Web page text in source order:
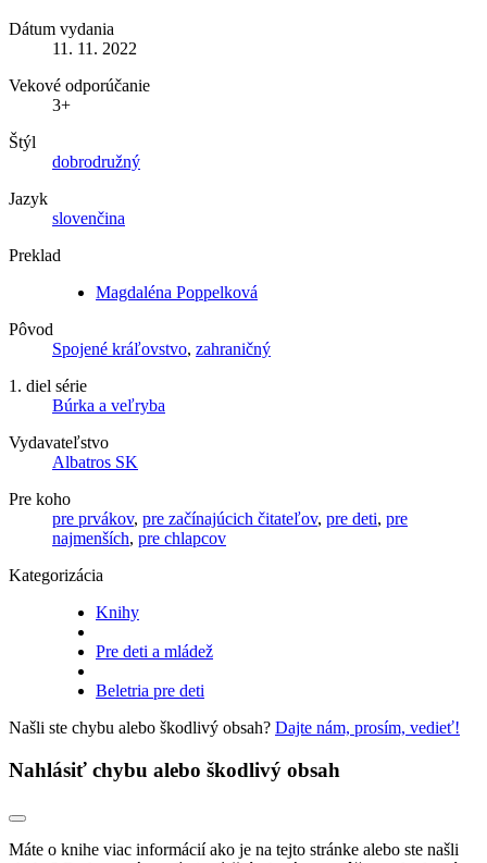
Dátum vydania
11. 11. 2022
Vekové odporúčanie
3+
Štýl
dobrodružný
Jazyk
slovenčina
Preklad
Magdaléna Poppelková
Pôvod
Spojené kráľovstvo, zahraničný
1. diel série
Búrka a veľryba
Vydavateľstvo
Albatros SK
Pre koho
pre prvákov, pre začínajúcich čitateľov, pre deti, pre
najmenších, pre chlapcov
Kategorizácia
Knihy
Pre deti a mládež
Beletria pre deti
Našli ste chybu alebo škodlivý obsah? Dajte nám, prosím, vedieť!
Nahlásiť chybu alebo škodlivý obsah
Máte o knihe viac informácií ako je na tejto stránke alebo ste našli